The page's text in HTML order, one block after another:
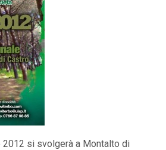
2012 si svolgerà a Montalto di